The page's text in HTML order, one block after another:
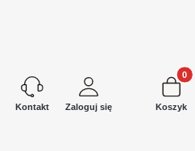
Kontakt Zaloguj się Koszyk